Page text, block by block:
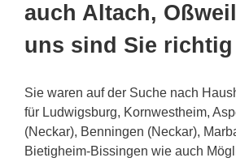
auch Altach,
uns sind Sie richtig
Sie waren auf der Suche nach
für Ludwigsburg, Kornwestheim,
(Neckar), Benningen (Neckar),
Bietigheim-Bissingen wie auch